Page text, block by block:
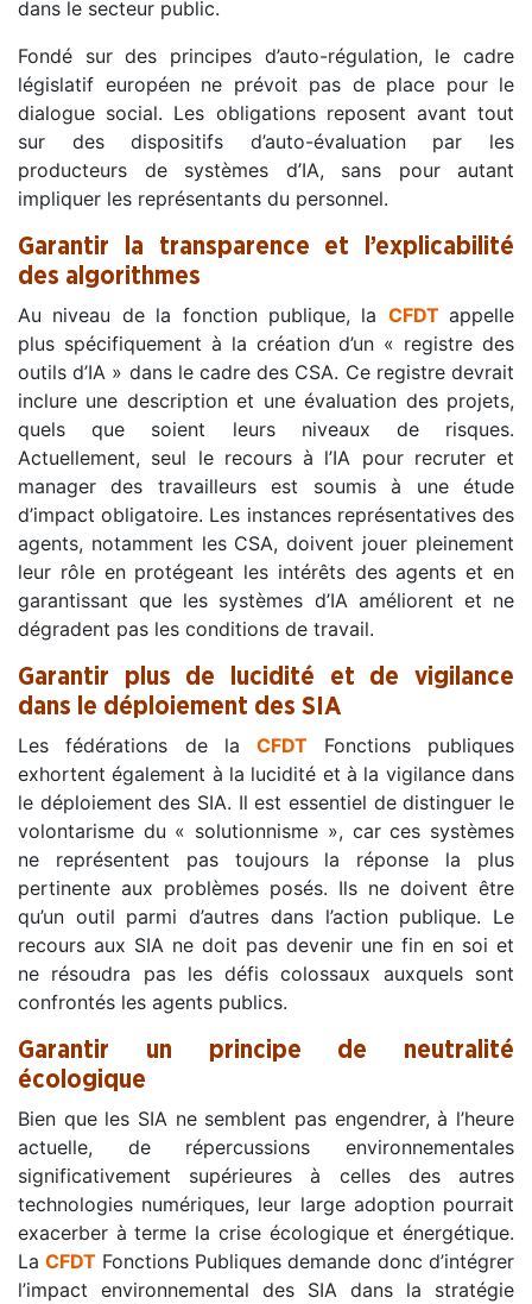
dans le secteur public.
Fondé sur des principes d’auto-régulation, le cadre
législatif européen ne prévoit pas de place pour le
dialogue social. Les obligations reposent avant tout
sur des dispositifs d’auto-évaluation par les
producteurs de systèmes d’IA, sans pour autant
impliquer les représentants du personnel.
Garantir la transparence et l’explicabilité
des algorithmes
Au niveau de la fonction publique, la CFDT appelle
plus spécifiquement à la création d’un « registre des
outils d’IA » dans le cadre des CSA. Ce registre devrait
inclure une description et une évaluation des projets,
quels que soient leurs niveaux de risques.
Actuellement, seul le recours à l’IA pour recruter et
manager des travailleurs est soumis à une étude
d’impact obligatoire. Les instances représentatives des
agents, notamment les CSA, doivent jouer pleinement
leur rôle en protégeant les intérêts des agents et en
garantissant que les systèmes d’IA améliorent et ne
dégradent pas les conditions de travail.
Garantir plus de lucidité et de vigilance
dans le déploiement des SIA
Les fédérations de laCFDT
Fonctions publiques
exhortent également à la lucidité et à la vigilance dans
le déploiement des SIA. Il est essentiel de distinguer le
volontarisme du « solutionnisme », car ces systèmes
ne représentent pas toujours la réponse la plus
pertinente aux problèmes posés. Ils ne doivent être
qu’un outil parmi d’autres dans l’action publique. Le
recours aux SIA ne doit pas devenir une fin en soi et
ne résoudra pas les défis colossaux auxquels sont
confrontés les agents publics.
Garantir un principe de neutralité
écologique
Bien que les SIA ne semblent pas engendrer, à l’heure
actuelle, de répercussions environnementales
significativement supérieures à celles des autres
technologies numériques, leur large adoption pourrait
exacerber à terme la crise écologique et énergétique.
LaCFDT Fonctions Publiques demande donc d’intégrer
l’impact environnemental des SIA dans la stratégie